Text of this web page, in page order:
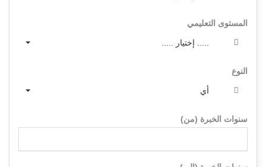
المستوى التعليمي
..... إختيار .....
النوع
أي
سنوات الخبرة (من)